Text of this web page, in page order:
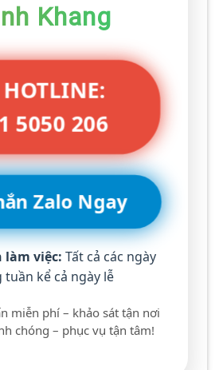
Khang
5050 206
Zalo Ngay
làm việc: Tất cả các ngày
kể cả ngày lễ
miễn phí – khảo sát tận nơi
chóng – phục vụ tận tâm!